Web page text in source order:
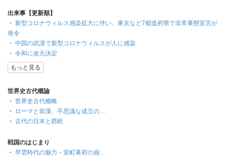
出来事【更新順】
・ 新型コロナウィルス感染拡大に伴い、東京など7都道府県で非常事態宣言が
発令
・ 中国の武漢で新型コロナウィルスが人に感染
・ 令和に改元決定
もっと見る
世界史古代概論
・ 世界史古代概略
・
ローマと前漢、不思議な成立の…
・ 古代の日本と西欧
戦国のはじまり
・ 早雲時代の魅力－室町幕府の崩…